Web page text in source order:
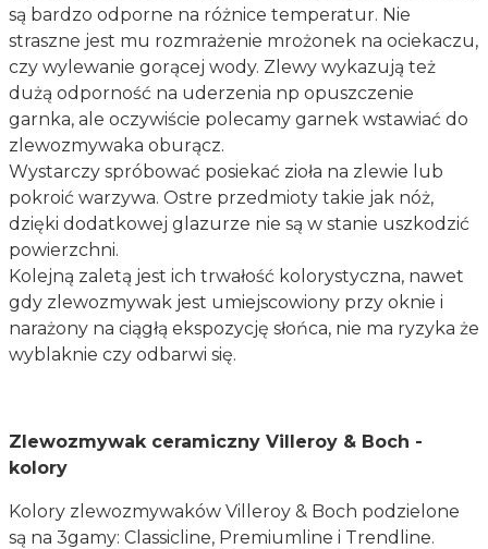
są bardzo odporne na różnice temperatur. Nie
straszne jest mu rozmrażenie mrożonek na ociekaczu,
czy wylewanie gorącej wody. Zlewy wykazują też
dużą odporność na uderzenia np opuszczenie
garnka, ale oczywiście polecamy garnek wstawiać do
zlewozmywaka oburącz.
Wystarczy spróbować posiekać zioła na zlewie lub
pokroić warzywa. Ostre przedmioty takie jak nóż,
dzięki dodatkowej glazurze nie są w stanie uszkodzić
powierzchni.
Kolejną zaletą jest ich trwałość kolorystyczna, nawet
gdy zlewozmywak jest umiejscowiony przy oknie i
narażony na ciągłą ekspozycję słońca, nie ma ryzyka że
wyblaknie czy odbarwi się.
Zlewozmywak ceramiczny Villeroy & Boch -
kolory
Kolory zlewozmywaków Villeroy & Boch podzielone
są na 3gamy: Classicline, Premiumline i Trendline.